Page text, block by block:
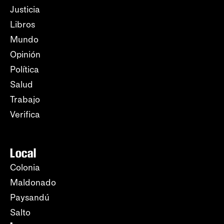
Justicia
Libros
Mundo
Opinión
Política
Salud
Trabajo
Verifica
Local
Colonia
Maldonado
Paysandú
Salto